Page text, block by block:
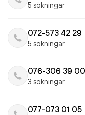
5 sökningar
072-573 42 29
5 sökningar
076-306 39 00
3 sökningar
077-073 01 05